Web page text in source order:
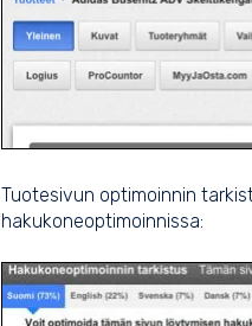
Tuotesivun optimoinnin
hakukoneoptimoinnissa: